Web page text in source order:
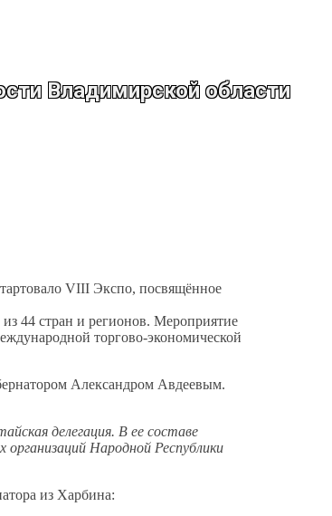
Владимирской области
VIII Экспо, посвящённое
из 44 стран и регионов. Мероприятие
торгово-экономической
Александром Авдеевым.
делегация. В ее составе
Народной Республики
из Харбина: